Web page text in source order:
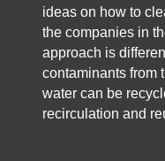
ideas on how to
the companies in
approach is
contaminants from
water can be
recirculation and